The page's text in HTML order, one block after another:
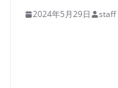
2024年5月29日 staff